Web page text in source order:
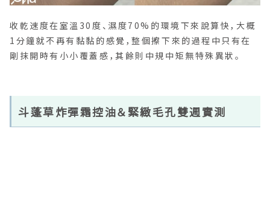
收乾速度在室溫30度、濕度70%的環境下來說算快，大概
1分鐘就不再有黏黏的感覺，整個擦下來的過程中只有在
剛抹開時有小小覆蓋感，其餘則中規中矩無特殊異狀。
斗蓬草炸彈霜控油＆緊緻毛孔雙週實測